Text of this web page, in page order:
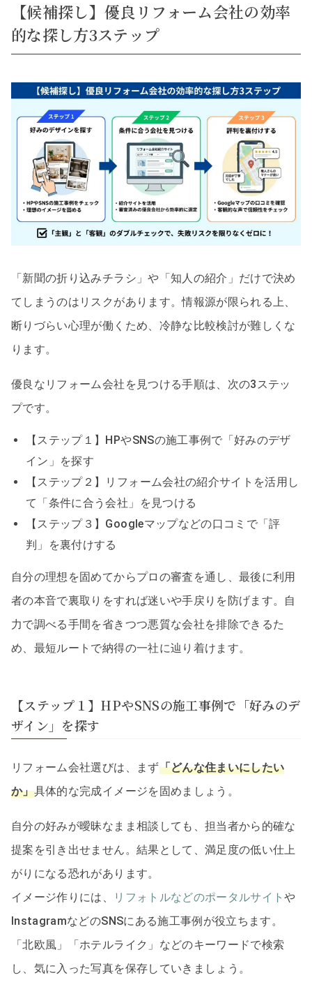
【候補探し】優良リフォーム会社の効率
的な探し方3ステップ
「新聞の折り込みチラシ」や「知人の紹介」だけで決め
てしまうのはリスクがあります。情報源が限られる上、
断りづらい心理が働くため、冷静な比較検討が難しくな
ります。
優良なリフォーム会社を見つける手順は、次の3ステッ
プです。
【ステップ１】HPやSNSの施工事例で「好みのデザ
イン」を探す
【ステップ２】リフォーム会社の紹介サイトを活用し
て「条件に合う会社」を見つける
【ステップ３】Googleマップなどの口コミで「評
判」を裏付けする
自分の理想を固めてからプロの審査を通し、最後に利用
者の本音で裏取りをすれば迷いや手戻りを防げます。自
力で調べる手間を省きつつ悪質な会社を排除できるた
め、最短ルートで納得の一社に辿り着けます。
【ステップ１】HPやSNSの施工事例で「好みのデ
ザイン」を探す
リフォーム会社選びは、まず「どんな住まいにしたい
か」具体的な完成イメージを固めましょう。
自分の好みが曖昧なまま相談しても、担当者から的確な
提案を引き出せません。結果として、満足度の低い仕上
がりになる恐れがあります。
イメージ作りには、
リフォトルなどのポータルサイトや
InstagramなどのSNSにある施工事例が役立ちます。
「北欧風」「ホテルライク」などのキーワードで検索
し、気に入った写真を保存していきましょう。